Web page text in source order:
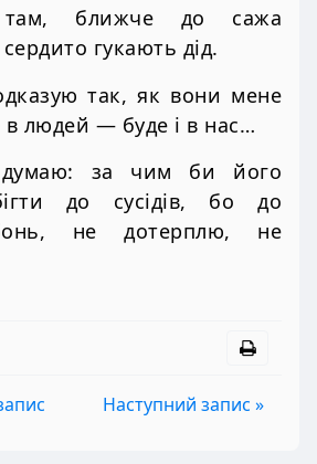
ближче до сажа
гукають дід.
так, як вони мене
людей — буде і в нас…
за чим би його
до сусідів, бо до
не дотерплю, не
Наступний запис »